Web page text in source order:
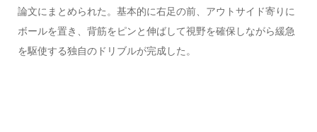
論文にまとめられた。基本的に右足の前、アウトサイド寄りに
ボールを置き、背筋をピンと伸ばして視野を確保しながら緩急
を駆使する独自のドリブルが完成した。